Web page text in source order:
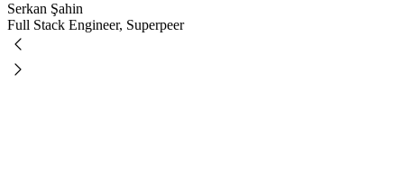
Serkan Şahin
Full Stack Engineer, Superpeer